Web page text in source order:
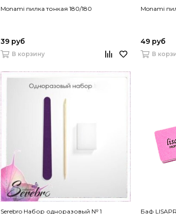
Monami пилка тонкая 180/180
39 руб
В корзину
Monami
49 руб
В
Serebro Набор одноразовый № 1 Баф